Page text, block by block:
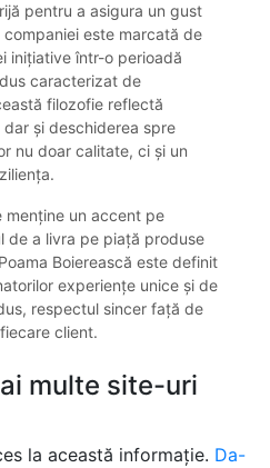
pentru a asigura un gust
este marcată de
inițiative într-o perioadă
caracterizat de
filozofie reflectă
și deschiderea spre
nu doar calitate, ci și un
un accent pe
de a livra pe piață produse
Boierească este definit
experiențe unice și de
respectul sincer față de
client.
multe site-uri
la această informație. Da-